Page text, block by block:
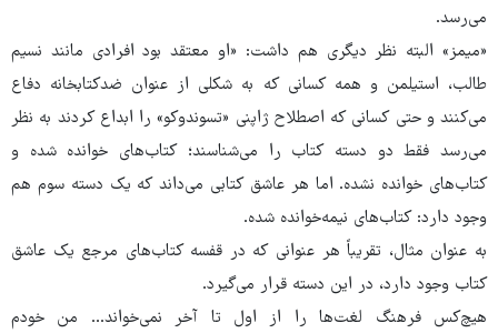
می‌رسد.
«میمز» البته نظر دیگری هم داشت: «او معتقد بود افرادی مانند نسیم
طالب، استیلمن و همه کسانی که به شکلی از عنوان ضدکتابخانه دفاع
می‌کنند و حتی کسانی که اصطلاح ژاپنی «تسوندوکو» را ابداع کردند به نظر
می‌رسد فقط دو دسته کتاب را می‌شناسند؛ کتاب‌های خوانده شده و
کتاب‌های خوانده نشده. اما هر عاشق کتابی می‌داند که یک دسته سوم هم
وجود دارد: کتاب‌های نیمه‌خوانده شده.
به عنوان مثال، تقریباً هر عنوانی که در قفسه‌ کتاب‌های مرجع یک عاشق
کتاب وجود دارد، در این دسته قرار می‌گیرد.
هیچ‌کس فرهنگ لغت‌ها را از اول تا آخر نمی‌خواند... من خودم